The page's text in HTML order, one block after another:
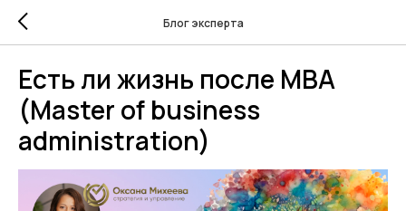
Блог эксперта
Есть ли жизнь после MBA
(Master of business
administration)